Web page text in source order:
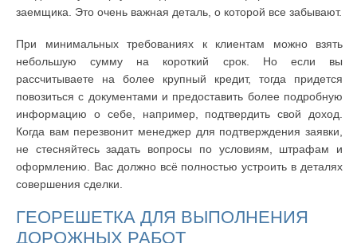
заемщика. Это очень важная деталь, о которой все забывают.
При минимальных требованиях к клиентам можно взять
небольшую сумму на короткий срок. Но если вы
рассчитываете на более крупный кредит, тогда придется
повозиться с документами и предоставить более подробную
информацию о себе, например, подтвердить свой доход.
Когда вам перезвонит менеджер для подтверждения заявки,
не стесняйтесь задать вопросы по условиям, штрафам и
оформлению. Вас должно всё полностью устроить в деталях
совершения сделки.
ГЕОРЕШЕТКА ДЛЯ ВЫПОЛНЕНИЯ
ДОРОЖНЫХ РАБОТ